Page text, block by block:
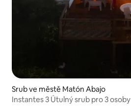
Srub ve městě Matón Abajo
Instantes 3 Útulný srub pro 3 osoby